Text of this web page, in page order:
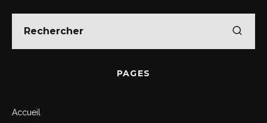
PAGES
Accueil